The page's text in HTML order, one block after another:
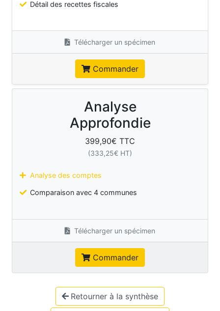
Détail des recettes fiscales
Télécharger un spécimen
Commander
Analyse
Approfondie
399,90€ TTC
(333,25€ HT)
Analyse des comptes
Comparaison avec 4 communes
Télécharger un spécimen
Commander
Retourner à la synthèse